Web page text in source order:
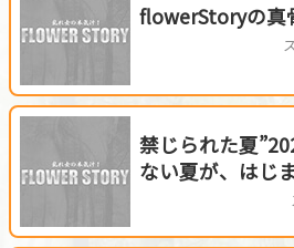
flowerStoryの真
禁じられた夏
ない夏が、はじ